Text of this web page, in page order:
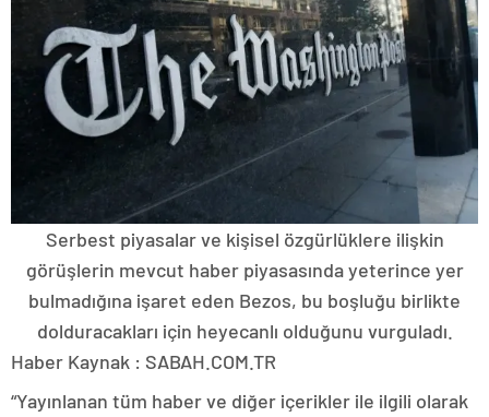
Serbest piyasalar ve kişisel özgürlüklere ilişkin
görüşlerin mevcut haber piyasasında yeterince yer
bulmadığına işaret eden Bezos, bu boşluğu birlikte
dolduracakları için heyecanlı olduğunu vurguladı.
Haber Kaynak : SABAH.COM.TR
“Yayınlanan tüm haber ve diğer içerikler ile ilgili olarak